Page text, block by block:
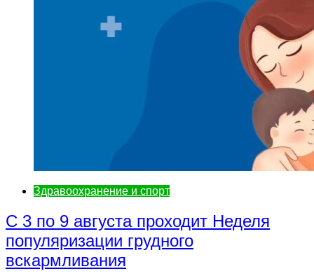
Здравоохранение и спорт
С 3 по 9 августа проходит Неделя
популяризации грудного
вскармливания